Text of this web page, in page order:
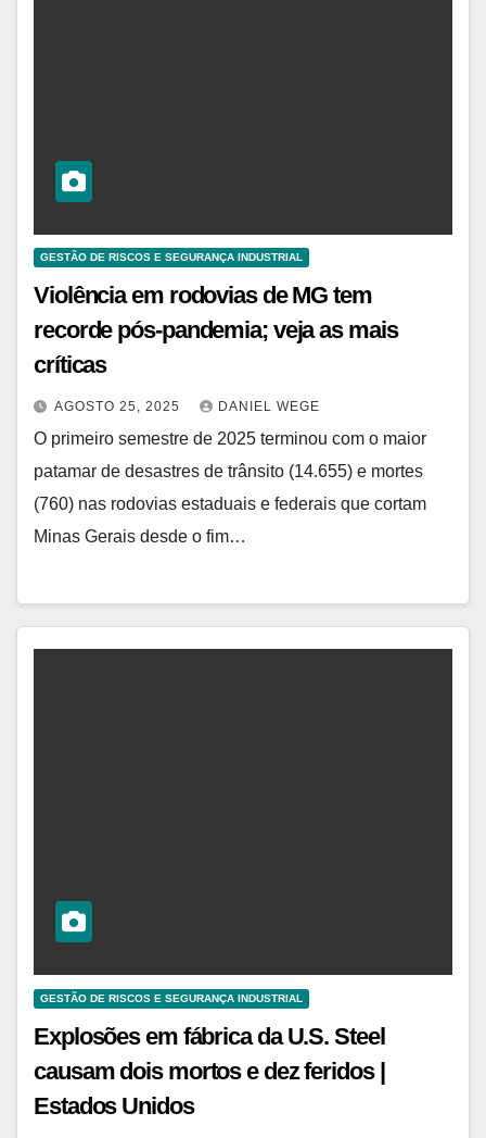
GESTÃO DE RISCOS E SEGURANÇA INDUSTRIAL
Violência em rodovias de MG tem
recorde pós-pandemia; veja as mais
críticas
AGOSTO 25, 2025 DANIEL WEGE
O primeiro semestre de 2025 terminou com o maior
patamar de desastres de trânsito (14.655) e mortes
(760) nas rodovias estaduais e federais que cortam
Minas Gerais desde o fim…
GESTÃO DE RISCOS E SEGURANÇA INDUSTRIAL
Explosões em fábrica da U.S. Steel
causam dois mortos e dez feridos |
Estados Unidos